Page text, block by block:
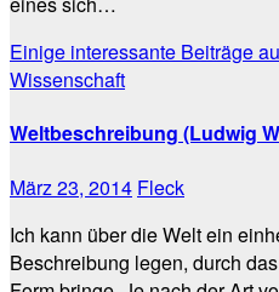
Einige interessante Beiträge
Wissenschaft
Weltbeschreibung (Ludwig
März 23, 2014 Fleck
Ich kann über die Welt ein
Beschreibung legen, durch